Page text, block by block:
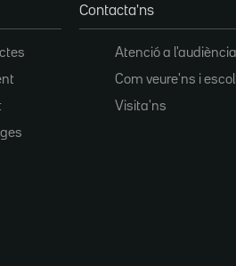
Contacta'ns
Atenció a l'audiència
Com veure'ns i
Visita'ns